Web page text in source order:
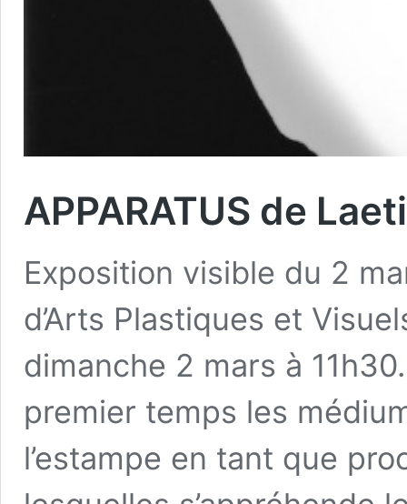
APPARATUS de
Exposition visible du 2
d’Arts Plastiques et
dimanche 2 mars à
premier temps les
l’estampe en tant que